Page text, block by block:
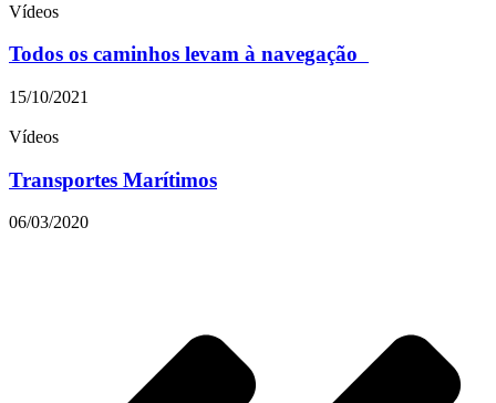
Vídeos
Todos os caminhos levam à navegação
15/10/2021
Vídeos
Transportes Marítimos
06/03/2020